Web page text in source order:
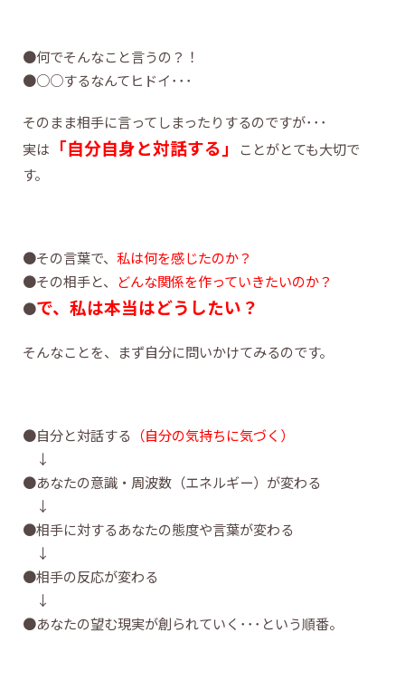
●何でそんなこと言うの？！
●○○するなんてヒドイ･･･
そのまま相手に言ってしまったりするのですが･･･
実は 「自分自身と対話する」
ことがとても大切で
す。
●その言葉で、 私は何を感じたのか？
●その相手と、 どんな関係を作っていきたいのか？
●で、私は本当はどうしたい？
そんなことを、まず自分に問いかけてみるのです。
●自分と対話する （自分の気持ちに気づく）
↓
●あなたの意識・周波数（エネルギー）が変わる
↓
●相手に対するあなたの態度や言葉が変わる
↓
●相手の反応が変わる
↓
●あなたの望む現実が創られていく･･･という順番。